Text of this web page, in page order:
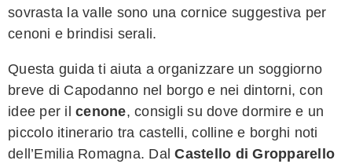
sovrasta la valle sono una cornice suggestiva per
cenoni e brindisi serali.
Questa guida ti aiuta a organizzare un soggiorno
breve di Capodanno nel borgo e nei dintorni, con
idee per il cenone, consigli su dove dormire e un
piccolo itinerario tra castelli, colline e borghi noti
dell’Emilia Romagna. DalCastello di Gropparello